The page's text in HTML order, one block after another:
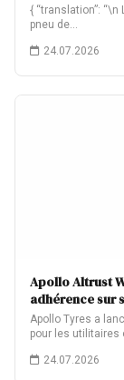
{ “translation”:
pneu de…
24.07.2026
Apollo Altrust
adhérence sur
Apollo Tyres a
pour les utilitaires
24.07.2026